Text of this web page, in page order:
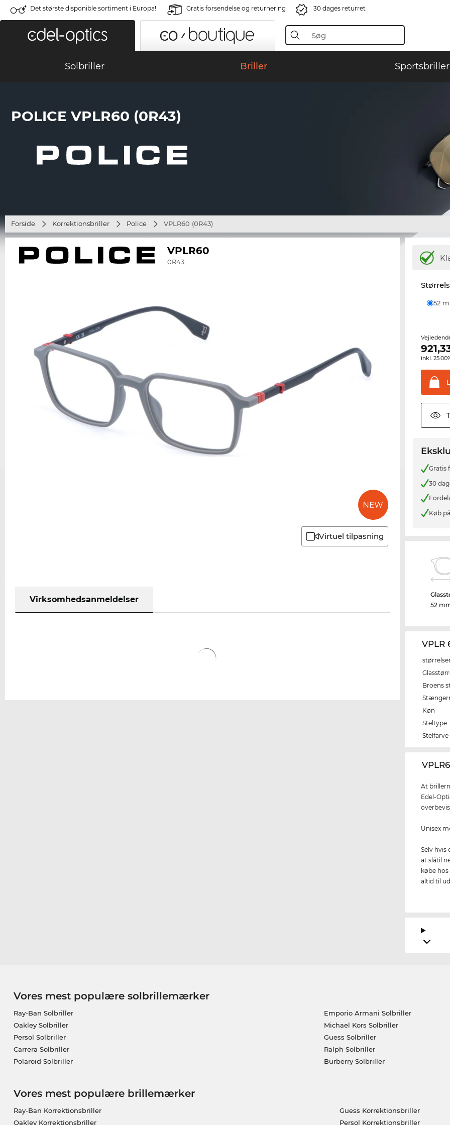
Det største disponible sortiment i Europa! Gratis forsendelse og returnering 30 dages returret
Solbriller Briller Sportsbriller
POLICE VPLR60 (0R43)
Forside Korrektionsbriller Police VPLR60 (0R43)
VPLR60
0R43
Virtuel tilpasning
Virksomhedsanmeldelser
52
inkl.
Gratis
30
Køb
52
VPLR
Broens
Køn
Steltype
Stelfarve
At
Edel-
Unisex
Selv hvis
at slåtil
købe
altid til
Vores mest populære solbrillemærker
Ray-Ban Solbriller
Oakley Solbriller
Persol Solbriller
Carrera Solbriller
Polaroid Solbriller
Emporio Armani Solbriller
Michael Kors Solbriller
Guess Solbriller
Ralph Solbriller
Burberry Solbriller
Vores mest populære brillemærker
Ray-Ban Korrektionsbriller
Oakley Korrektionsbriller
Guess Korrektionsbriller
Persol Korrektionsbriller